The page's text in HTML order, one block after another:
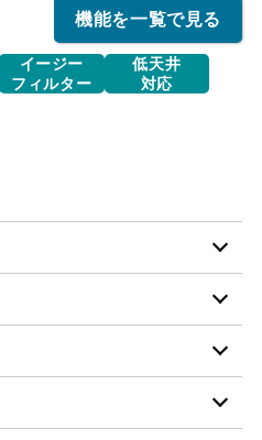
機能を一覧で見る
イージー
フィルター
低天井
対応
¥10,890（税抜価格 ￥
¥10,890（税抜価格 ￥
¥3,520（税抜価格 ￥